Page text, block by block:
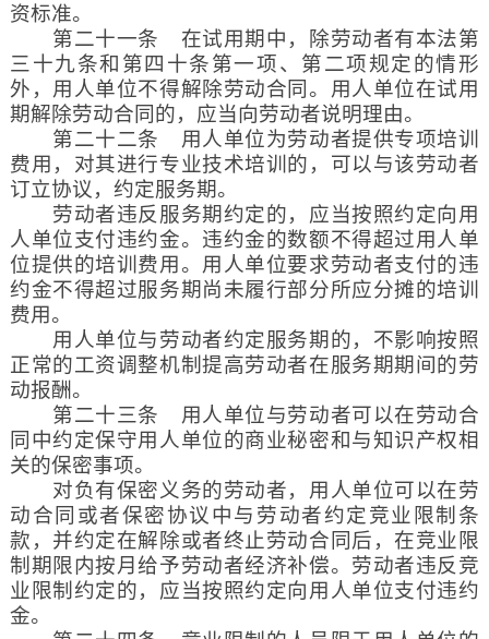
资标准。
第二十一条 在试用期中，除劳动者有本法第
三十九条和第四十条第一项、第二项规定的情形
外，用人单位不得解除劳动合同。用人单位在试用
期解除劳动合同的，应当向劳动者说明理由。
第二十二条 用人单位为劳动者提供专项培训
费用，对其进行专业技术培训的，可以与该劳动者
订立协议，约定服务期。
劳动者违反服务期约定的，应当按照约定向用
人单位支付违约金。违约金的数额不得超过用人单
位提供的培训费用。用人单位要求劳动者支付的违
约金不得超过服务期尚未履行部分所应分摊的培训
费用。
用人单位与劳动者约定服务期的，不影响按照
正常的工资调整机制提高劳动者在服务期期间的劳
动报酬。
第二十三条 用人单位与劳动者可以在劳动合
同中约定保守用人单位的商业秘密和与知识产权相
关的保密事项。
对负有保密义务的劳动者，用人单位可以在劳
动合同或者保密协议中与劳动者约定竞业限制条
款，并约定在解除或者终止劳动合同后，在竞业限
制期限内按月给予劳动者经济补偿。劳动者违反竞
业限制约定的，应当按照约定向用人单位支付违约
金。